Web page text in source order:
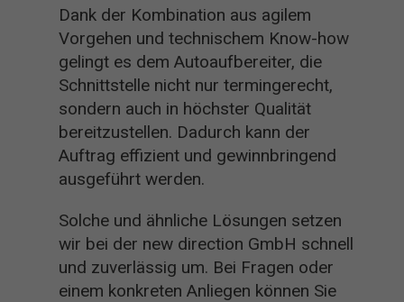
Dank der Kombination aus agilem
Vorgehen und technischem Know-how
gelingt es dem Autoaufbereiter, die
Schnittstelle nicht nur termingerecht,
sondern auch in höchster Qualität
bereitzustellen. Dadurch kann der
Auftrag effizient und gewinnbringend
ausgeführt werden.
Solche und ähnliche Lösungen setzen
wir bei der new direction GmbH schnell
und zuverlässig um. Bei Fragen oder
einem konkreten Anliegen können Sie